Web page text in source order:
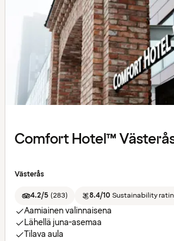
Comfort Hotel™
Västerås
4.2/5 (283) 8.4/10 Sustainability
Aamiainen valinnaisena
Lähellä juna-asemaa
Tilava aula